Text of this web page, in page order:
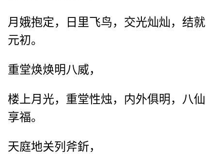
月娥抱定，日里飞鸟，交光灿灿，结就
元初。
重堂焕焕明八威，
楼上月光，重堂性烛，内外俱明，八仙
享福。
天庭地关列斧釿，